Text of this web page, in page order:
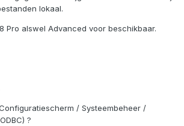
lokaal.
Pro alswel Advanced voor beschikbaar.
/ Systeembeheer /
?